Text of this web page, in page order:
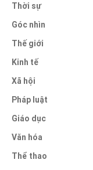
Thời sự
Góc nhìn
Thế giới
Kinh tế
Xã hội
Pháp luật
Giáo dục
Văn hóa
Thể thao